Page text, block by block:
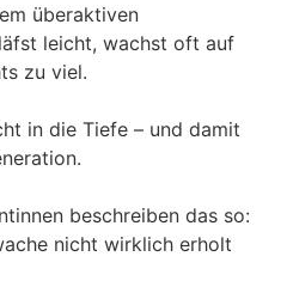
überaktiven
leicht, wachst oft auf
zu viel.
in die Tiefe – und damit
beschreiben das so:
nicht wirklich erholt